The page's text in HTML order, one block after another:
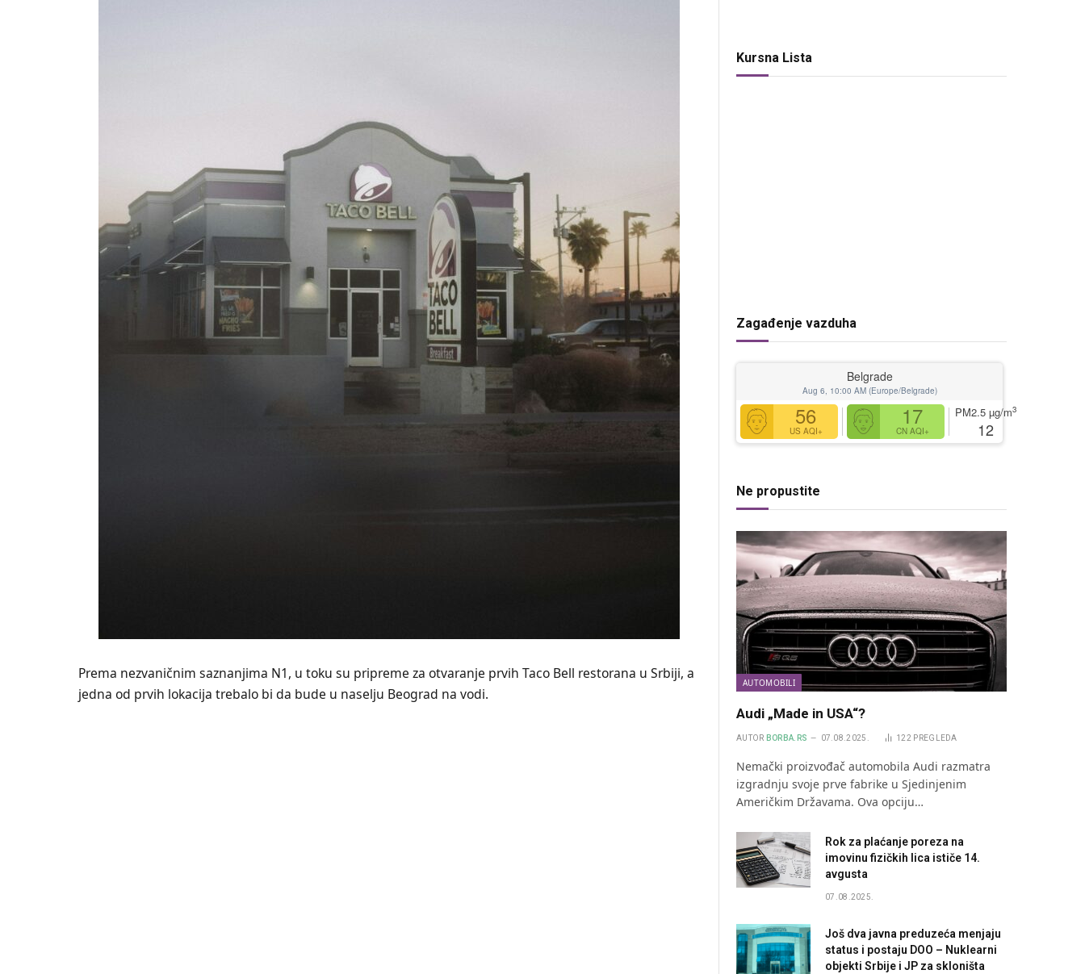
Prema nezvaničnim saznanjima N1, u toku su pripreme za otvaranje prvih Taco Bell restorana u Srbiji, a
jedna od prvih lokacija trebalo bi da bude u naselju Beograd na vodi.
Kursna Lista
Zagađenje vazduha
Belgrade
Aug 6, 10:00 AM (Europe/Belgrade)
56
US AQI+
17
CN AQI+
PM2.5 µg/m3
12
Ne propustite
AUTOMOBILI
Audi „Made in USA“?
AUTOR BORBA.RS 07.08.2025. 122 PREGLEDA
Nemački proizvođač automobila Audi razmatra
izgradnju svoje prve fabrike u Sjedinjenim
Američkim Državama. Ova opciju…
Rok za plaćanje poreza na
imovinu fizičkih lica ističe 14.
avgusta
07.08.2025.
Još dva javna preduzeća menjaju
status i postaju DOO – Nuklearni
objekti Srbije i JP za skloništa